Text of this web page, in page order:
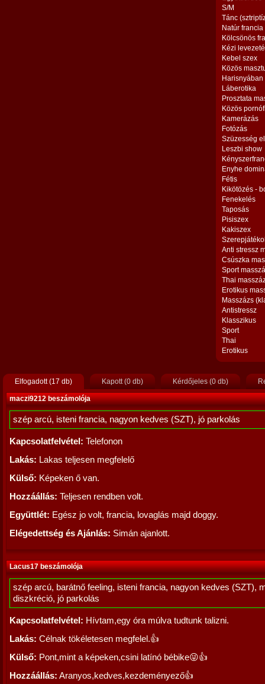
S/M
Tánc
Natúr
Kölcsönös
Kézi
Kebel szex
Közös
Harisnyában
Láberotika
Prosztata
Közös
Kamerázás
Fotózás
Szüzesség
Leszbi show
Enyhe
Fétis
Kikötözés -
Fenekelés
Taposás
Pisiszex
Kakiszex
Anti stressz
Csúszka
Sport
Thai
Erotikus
Masszázs
Antistressz
Klasszikus
Sport
Thai
Erotikus
Elfogadott (17 db) Kapott (0 db) Kérdőjeles (0 db)
maczi9212 beszámolója
szép arcú, isteni francia, nagyon kedves (SZT), jó parkolás
Kapcsolatfelvétel: Telefonon
Lakás: Lakas teljesen megfelelő
Külső: Képeken ő van.
Hozzáállás: Teljesen rendben volt.
Együttlét: Egész jo volt, francia, lovaglás majd doggy.
Elégedettség és Ajánlás: Simán ajanlott.
Lacus17 beszámolója
szép arcú, barátnő feeling, isteni francia, nagyon kedves (SZT),
diszkréció, jó parkolás
Kapcsolatfelvétel: Hívtam,egy óra múlva tudtunk talizni.
Lakás: Célnak tökéletesen megfelel.👍
Külső: Pont,mint a képeken,csini latínó bébike😜👍
Hozzáállás: Aranyos,kedves,kezdeményező👍